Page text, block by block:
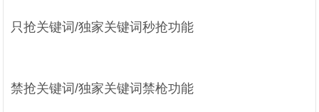
只抢关键词/独家关键词秒抢功能
禁抢关键词/独家关键词禁枪功能